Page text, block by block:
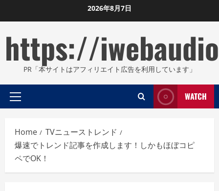
to
2026年8月7日
https://
PR「本サイトはアフィリエイト広告を利用しています」
Primary
WATCH
Home
TVニューストレンド
爆速でトレンド記事を作成します！しかもほぼコピ
ペでOK！